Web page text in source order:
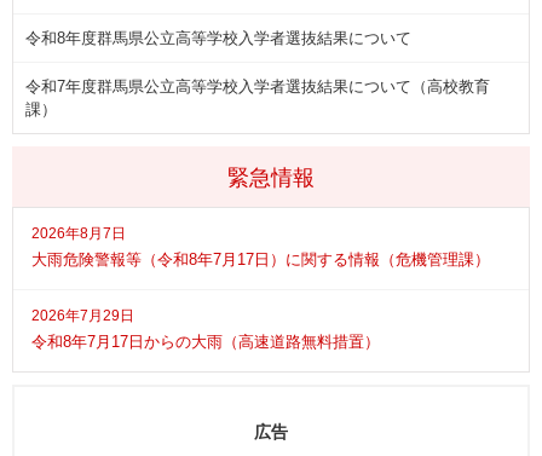
緊急情報
2026年8月7日
大雨危険警報等（令和8年7月17日）に関する情報（危機管理課）
2026年7月29日
令和8年7月17日からの大雨（高速道路無料措置）
令和8年度群馬県公立高等学校入学者選抜結果について
令和7年度群馬県公立高等学校入学者選抜結果について（高校教育
課）
広告